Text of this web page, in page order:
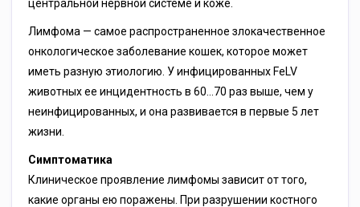
центральной нервной системе и коже.
Лимфома — самое распространенное злокачественное
онкологическое заболевание кошек, которое может
иметь разную этиологию. У инфицированных FеLV
животных ее инцидентность в 60…70 раз выше, чем у
неинфицированных, и она развивается в первые 5 лет
жизни.
Симптоматика
Клиническое проявление лимфомы зависит от того,
какие органы ею поражены. При разрушении костного